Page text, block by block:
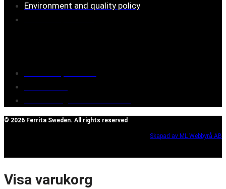
Environment and quality policy
© 2026 Ferrita Sweden. All rights reserved
Skapad av ML Webbyrå AB
Visa varukorg